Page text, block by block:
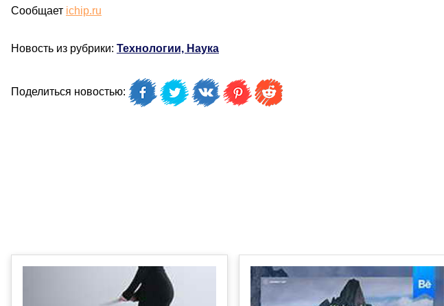
Сообщает ichip.ru
Новость из рубрики: Технологии, Наука
Поделиться новостью: